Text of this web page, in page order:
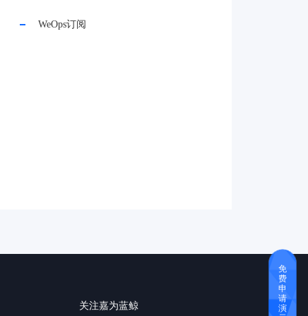
WeOps订阅
关注嘉为蓝鲸
免
费
申
请
演